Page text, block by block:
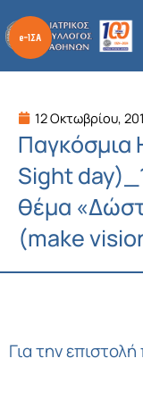
στο
περιεχόμενο
12 Οκτωβρίου,
Sight
θέμα
(make
Για την